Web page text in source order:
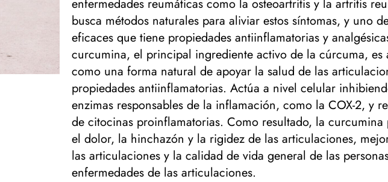
enfermedades reumáticas como la osteoartritis y la artritis
busca métodos naturales para aliviar estos síntomas, y uno
eficaces que tiene propiedades antiinflamatorias y
curcumina, el principal ingrediente activo de la cúrcuma, es
como una forma natural de apoyar la salud de las
propiedades antiinflamatorias. Actúa a nivel celular
enzimas responsables de la inflamación, como la COX-2, y
de citocinas proinflamatorias. Como resultado, la
el dolor, la hinchazón y la rigidez de las articulaciones,
las articulaciones y la calidad de vida general de las
enfermedades de las articulaciones.